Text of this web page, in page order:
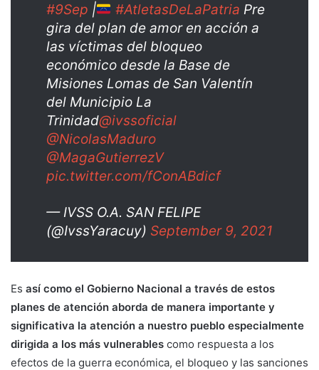
#9Sep | #AtletasDeLaPatria Pre
gira del plan de amor en acción a
las víctimas del bloqueo
económico desde la Base de
Misiones Lomas de San Valentín
del Municipio La
Trinidad@ivssoficial
@NicolasMaduro
@MagaGutierrezV
pic.twitter.com/fConABdicf
— IVSS O.A. SAN FELIPE
(@IvssYaracuy) September 9, 2021
Es así como el Gobierno Nacional a través de estos
planes de atención aborda de manera importante y
significativa la atención a nuestro pueblo especialmente
dirigida a los más vulnerables como respuesta a los
efectos de la guerra económica, el bloqueo y las sanciones